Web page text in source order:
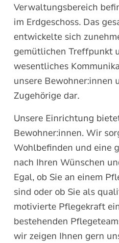
Verwaltungsbereich
im Erdgeschoss. Das
entwickelte sich
gemütlichen Treffpunkt
wesentliches
unsere Bewohner:innen
Zugehörige dar.
Unsere Einrichtung
Bewohner:innen. Wir
Wohlbefinden und eine
nach Ihren Wünschen
Egal, ob Sie an einem
sind oder ob Sie als
motivierte Pflegekraft
bestehenden
wir zeigen Ihnen gern